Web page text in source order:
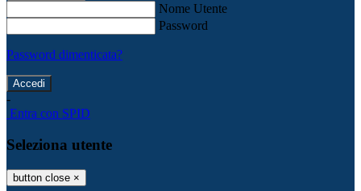
Nome Utente
Password
Password dimenticata?
-
Entra con SPID
Seleziona utente
button close ×